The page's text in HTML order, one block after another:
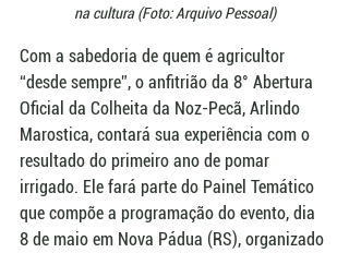
na cultura (Foto: Arquivo Pessoal)
Com a sabedoria de quem é agricultor
“desde sempre”, o anfitrião da 8° Abertura
Oficial da Colheita da Noz-Pecã, Arlindo
Marostica, contará sua experiência com o
resultado do primeiro ano de pomar
irrigado. Ele fará parte do Painel Temático
que compõe a programação do evento, dia
8 de maio em Nova Pádua (RS), organizado